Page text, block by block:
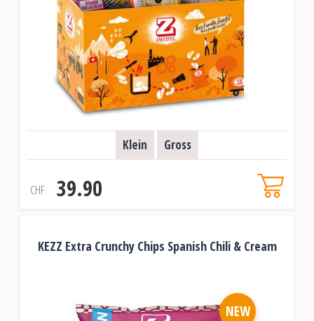
Klein Gross
CHF 39.90
KEZZ Extra Crunchy Chips Spanish Chili & Cream
NEW